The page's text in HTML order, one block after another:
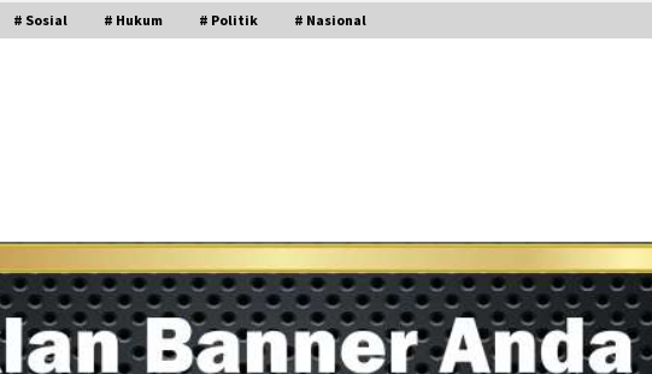
# Sosial # Hukum # Politik # Nasional